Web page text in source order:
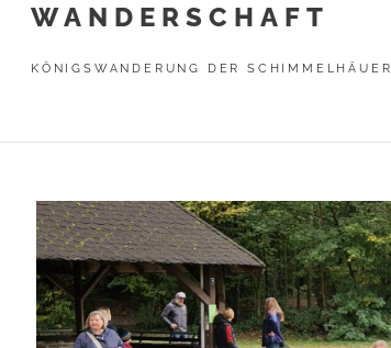
WANDERSCHAFT
KÖNIGSWANDERUNG DER SCHIMMELHÄUER